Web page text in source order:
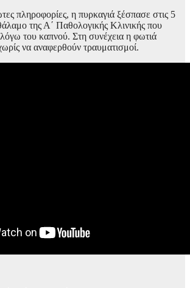
πληροφορίες, η πυρκαγιά ξέσπασε στις 5
της Α΄ Παθολογικής Κλινικής που
του καπνού. Στη συνέχεια η φωτιά
να αναφερθούν τραυματισμοί.